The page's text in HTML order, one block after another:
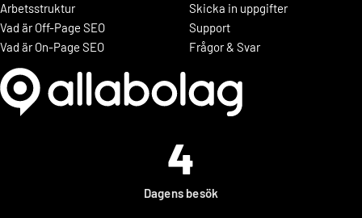
Arbetsstruktur
Vad är Off-Page SEO
Vad är On-Page SEO
Skicka in uppgifter
Support
Frågor & Svar
4
Dagens besök